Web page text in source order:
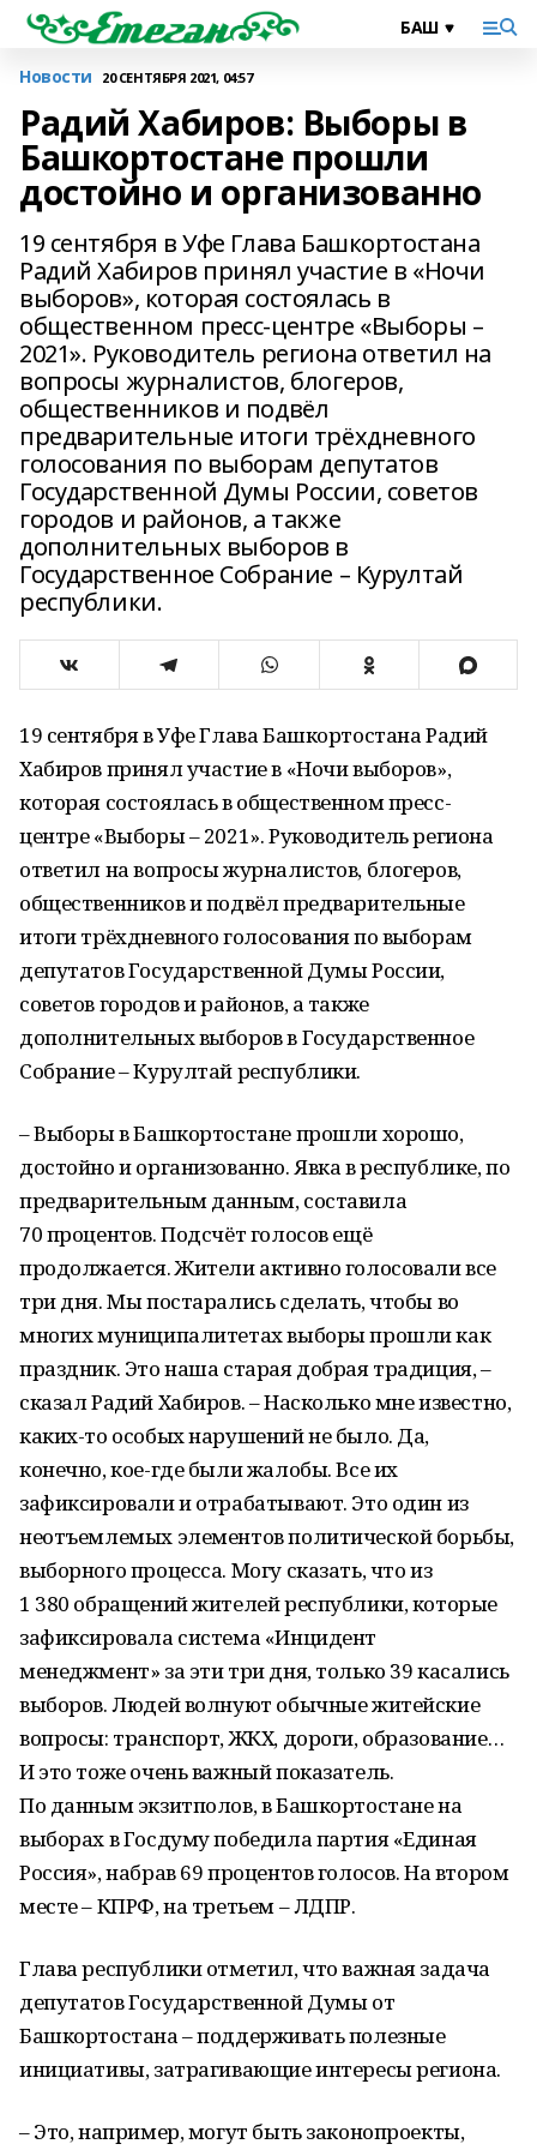
Новости 20 СЕНТЯБРЯ 2021, 04:57
Радий Хабиров: Выборы в
Башкортостане прошли
достойно и организованно
19 сентября в Уфе Глава Башкортостана
Радий Хабиров принял участие в «Ночи
выборов», которая состоялась в
общественном пресс-центре «Выборы –
2021». Руководитель региона ответил на
вопросы журналистов, блогеров,
общественников и подвёл
предварительные итоги трёхдневного
голосования по выборам депутатов
Государственной Думы России, советов
городов и районов, а также
дополнительных выборов в
Государственное Собрание – Курултай
республики.
19 сентября в Уфе Глава Башкортостана Радий
Хабиров принял участие в «Ночи выборов»,
которая состоялась в общественном пресс-
центре «Выборы – 2021». Руководитель региона
ответил на вопросы журналистов, блогеров,
общественников и подвёл предварительные
итоги трёхдневного голосования по выборам
депутатов Государственной Думы России,
советов городов и районов, а также
дополнительных выборов в Государственное
Собрание – Курултай республики.
– Выборы в Башкортостане прошли хорошо,
достойно и организованно. Явка в республике, по
предварительным данным, составила
70 процентов. Подсчёт голосов ещё
продолжается. Жители активно голосовали все
три дня. Мы постарались сделать, чтобы во
многих муниципалитетах выборы прошли как
праздник. Это наша старая добрая традиция, –
сказал Радий Хабиров. – Насколько мне известно,
каких-то особых нарушений не было. Да,
конечно, кое-где были жалобы. Все их
зафиксировали и отрабатывают. Это один из
неотъемлемых элементов политической борьбы,
выборного процесса. Могу сказать, что из
1 380 обращений жителей республики, которые
зафиксировала система «Инцидент
менеджмент» за эти три дня, только 39 касались
выборов. Людей волнуют обычные житейские
вопросы: транспорт, ЖКХ, дороги, образование…
И это тоже очень важный показатель.
По данным экзитполов, в Башкортостане на
выборах в Госдуму победила партия «Единая
Россия», набрав 69 процентов голосов. На втором
месте – КПРФ, на третьем – ЛДПР.
Глава республики отметил, что важная задача
депутатов Государственной Думы от
Башкортостана – поддерживать полезные
инициативы, затрагивающие интересы региона.
– Это, например, могут быть законопроекты,